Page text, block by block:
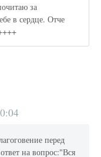
за
в сердце. Отче
перед
на вопрос:"Вся